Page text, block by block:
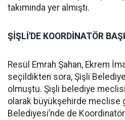
takımında yer almıştı.
ŞİŞLİ'DE KOORDİNATÖR
Resül Emrah Şahan, Ekrem
seçildikten sora, Şişli
olmuştu. Şişli belediye
olarak büyükşehirde meclise
Belediyesi’nde de Koordinatör